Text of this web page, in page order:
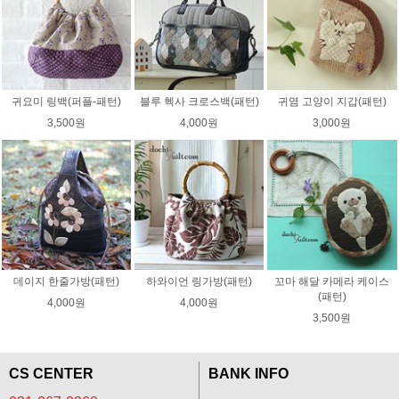
귀요미 링백(퍼플-패턴)
3,500원
블루 헥사 크로스백(패턴)
4,000원
귀염 고양이 지갑(패턴)
3,000원
데이지 한줄가방(패턴)
4,000원
하와이언 링가방(패턴)
4,000원
꼬마 해달 카메라 케이스
(패턴)
3,500원
CS CENTER
BANK INFO